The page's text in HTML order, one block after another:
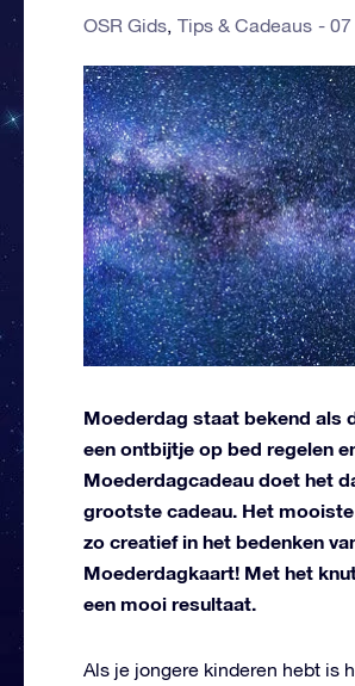
OSR Gids Tips & Cadeaus 07
Moederdag staat bekend als
een ontbijtje op bed regelen
Moederdagcadeau doet het
grootste cadeau. Het
zo creatief in het bedenken
Moederdagkaart! Met het
een mooi resultaat.
Als je jongere kinderen hebt is